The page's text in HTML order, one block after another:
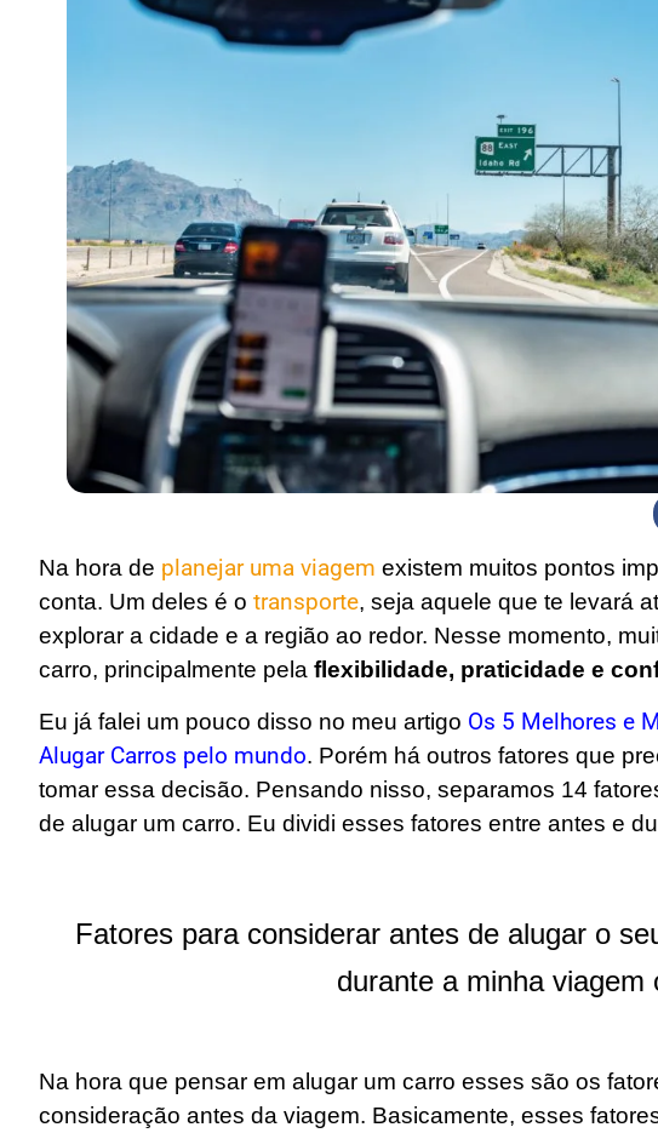
Na hora de planejar uma viagem existem muitos pontos
conta. Um deles é o transporte, seja aquele que te levará
explorar a cidade e a região ao redor. Nesse momento,
carro, principalmente pela flexibilidade, praticidade e
Eu já falei um pouco disso no meu artigo Os 5 Melhores e
Alugar Carros pelo mundo. Porém há outros fatores que
tomar essa decisão. Pensando nisso, separamos 14
de alugar um carro. Eu dividi esses fatores entre antes e
Fatores para considerar antes de alugar o
durante a minha viagem
Na hora que pensar em alugar um carro esses são os
consideração antes da viagem. Basicamente, esses